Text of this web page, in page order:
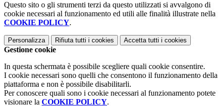
Questo sito o gli strumenti terzi da questo utilizzati si avvalgono di
cookie necessari al funzionamento ed utili alle finalità illustrate nella
COOKIE POLICY.
Personalizza Rifiuta tutti i cookies Accetta tutti i cookies
Gestione cookie
In questa schermata è possibile scegliere quali cookie consentire.
I cookie necessari sono quelli che consentono il funzionamento della
piattaforma e non è possibile disabilitarli.
Per conoscere quali sono i cookie necessari al funzionamento potete
visionare la COOKIE POLICY.